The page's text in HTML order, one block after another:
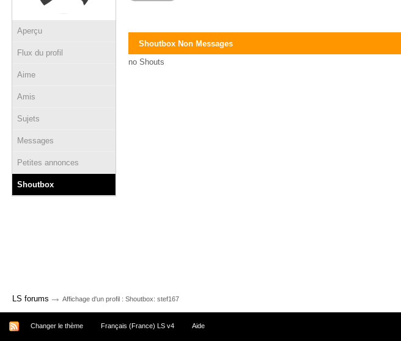
Aperçu
Flux du profil
Aime
Amis
Sujets
Messages
Petites annonces
Shoutbox
Shoutbox Non Messages
no Shouts
LS forums → Affichage d'un profil : Shoutbox: stef167
Changer le thème Français (France) LS v4 Aide